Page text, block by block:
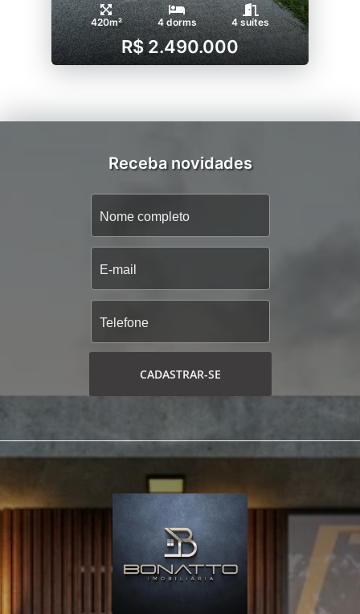
420m² 4 dorms 4 suítes
R$ 2.490.000
Receba novidades
CADASTRAR-SE